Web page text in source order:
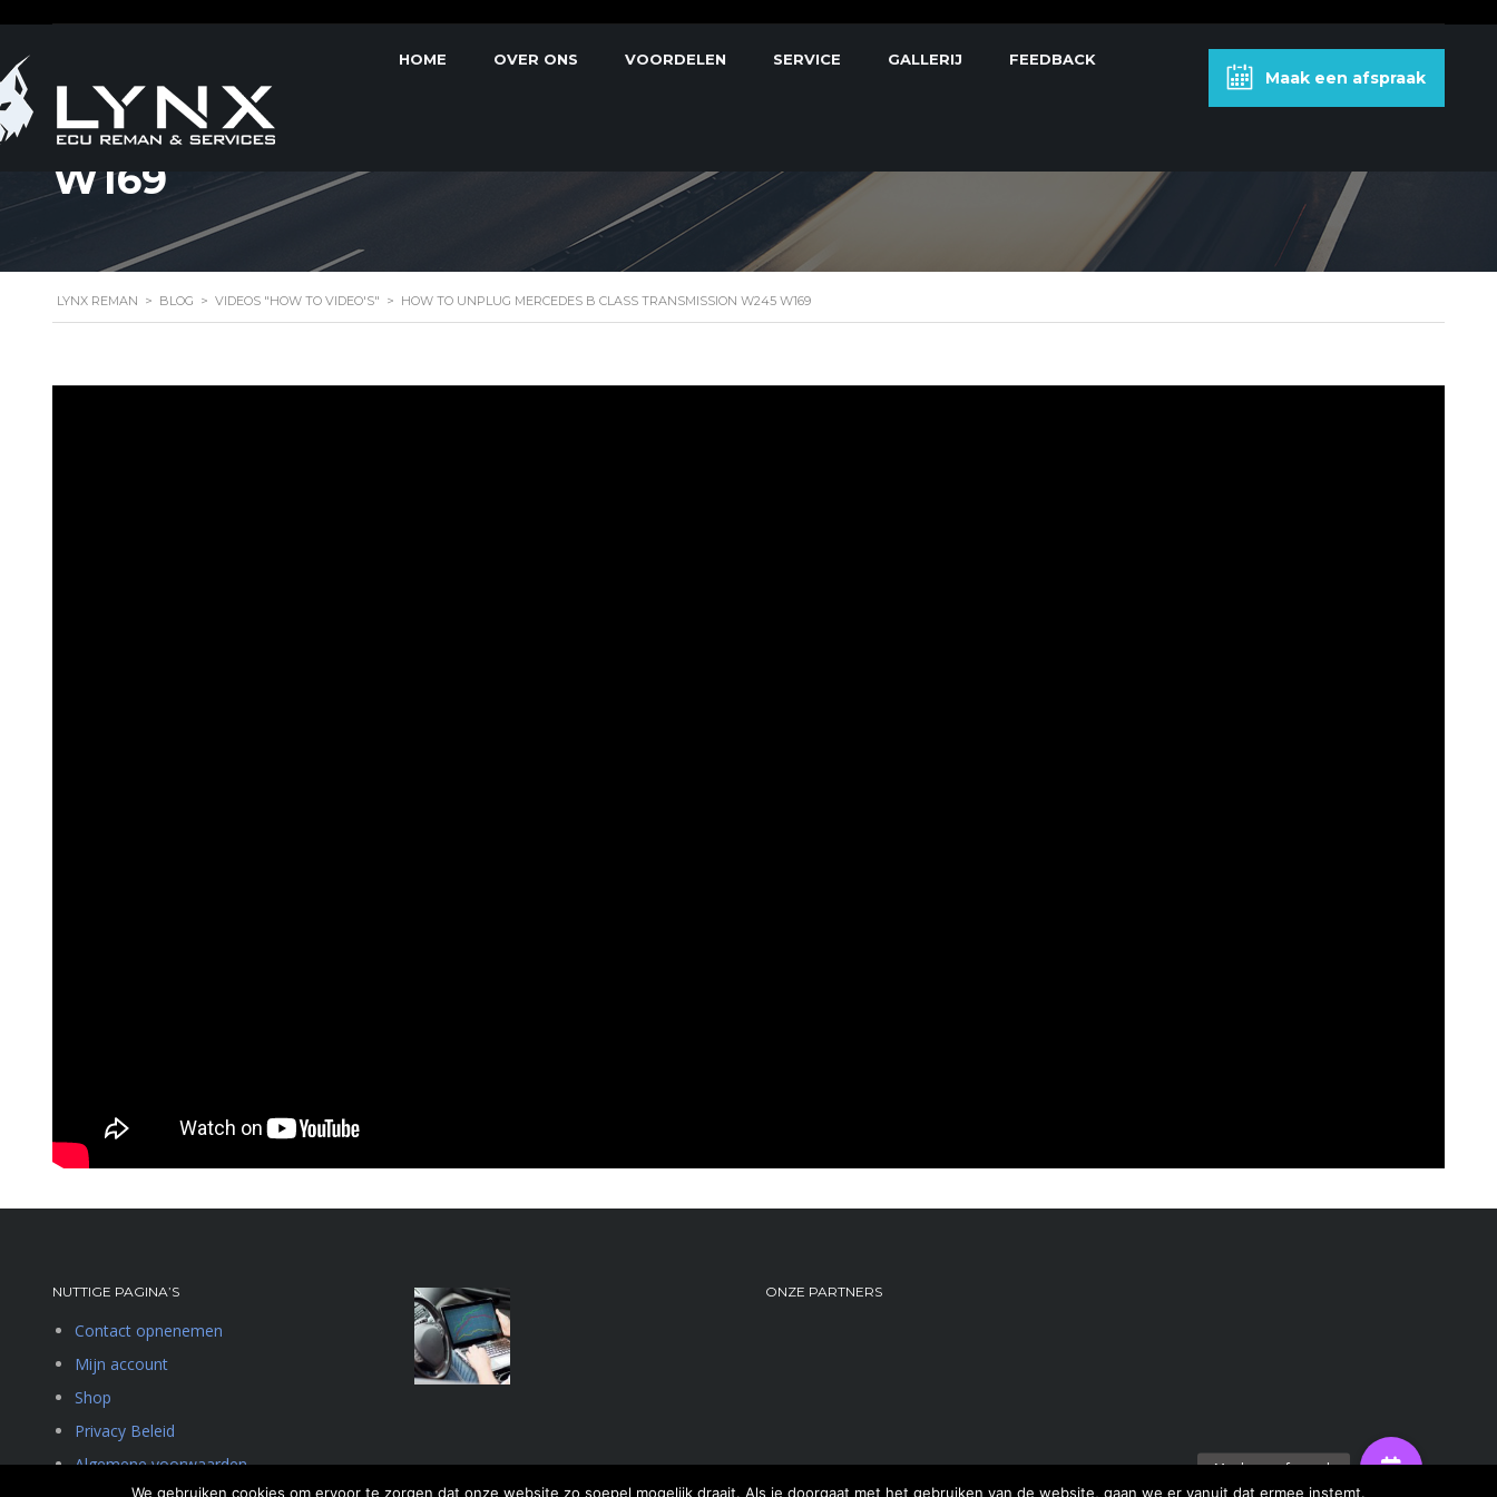
Maak een afspraak
HOME OVER ONS VOORDELEN SERVICE GALLERIJ FEEDBACK
HOW TO UNPLUG MERCEDES B CLASS TRANSMISSION W245
W169
LYNX REMAN > BLOG > VIDEOS "HOW TO VIDEO'S" > HOW TO UNPLUG MERCEDES B CLASS TRANSMISSION W245 W169
NUTTIGE PAGINA’S
Contact opnenemen
Mijn account
Shop
Privacy Beleid
Algemene voorwaarden
ONZE PARTNERS
We gebruiken cookies om ervoor te zorgen dat onze website zo soepel mogelijk draait. Als je doorgaat met het gebruiken van de website, gaan we er vanuit dat ermee instemt.